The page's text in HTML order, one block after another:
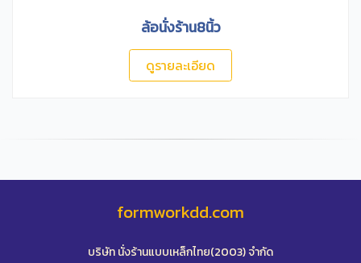
ล้อนั่งร้าน8นิ้ว
ดูรายละเอียด
formworkdd.com
บริษัท นั่งร้านแบบเหล็กไทย(2003) จำกัด